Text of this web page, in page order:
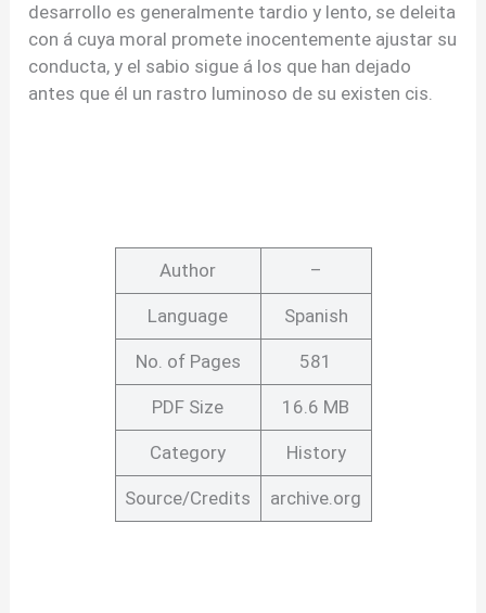
desarrollo es generalmente tardio y lento, se deleita
con á cuya moral promete inocentemente ajustar su
conducta, y el sabio sigue á los que han dejado
antes que él un rastro luminoso de su existen cis.
Author –
Language Spanish
No. of Pages 581
PDF Size 16.6 MB
Category History
Source/Credits archive.org